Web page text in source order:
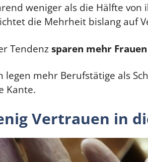
weniger als die Hälfte von
die Mehrheit bislang auf
Tendenz sparen mehr
legen mehr Berufstätige als
Kante.
Vertrauen in